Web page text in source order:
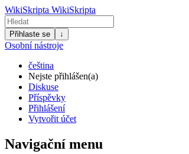
WikiSkripta WikiSkripta
Přihlaste se ↓
Osobní nástroje
čeština
Nejste přihlášen(a)
Diskuse
Příspěvky
Přihlášení
Vytvořit účet
Navigační menu